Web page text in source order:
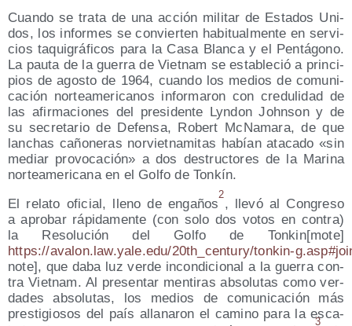
Cuan­do se tra­ta de una acción mili­tar de Esta­dos Uni­
dos, los infor­mes se con­vier­ten habi­tual­men­te en ser­vi­
cios taqui­grá­fi­cos para la Casa Blan­ca y el Pen­tá­gono.
La pau­ta de la gue­rra de Viet­nam se esta­ble­ció a prin­ci­
pios de agos­to de 1964, cuan­do los medios de comu­ni­
ca­ción nor­te­ame­ri­ca­nos infor­ma­ron con cre­du­li­dad de
las afir­ma­cio­nes del pre­si­den­te Lyn­don John­son y de
su secre­ta­rio de Defen­sa, Robert McNa­ma­ra, de que
lan­chas caño­ne­ras nor­viet­na­mi­tas habían ata­ca­do «sin
mediar pro­vo­ca­ción» a dos des­truc­to­res de la Mari­na
nor­te­ame­ri­ca­na en el Gol­fo de Tonkín.
El rela­to ofi­cial, lleno de enga­ños
2
, lle­vó al Con­gre­so
a apro­bar rápi­da­men­te (con solo dos votos en con­tra)
la Reso­lu­ción del Gol­fo de Tonkin[mote]
https://avalon.law.yale.edu/20th_century/
note], que daba luz ver­de incon­di­cio­nal a la gue­rra con­
tra Viet­nam. Al pre­sen­tar men­ti­ras abso­lu­tas como ver­
da­des abso­lu­tas, los medios de comu­ni­ca­ción más
pres­ti­gio­sos del país alla­na­ron el camino para la esca­
3